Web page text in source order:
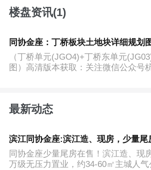
楼盘资讯(1)
同协金座：丁桥板块土地块详细规划
（丁桥单元(JGO4)+丁桥东单元
图）高清版本获取：关注微信公众号
最新动态
滨江同协金座:滨江造、现房，少量尾
同协金座少量尾房在售！滨江造、现
万级无压力置业，约34-60㎡主城人